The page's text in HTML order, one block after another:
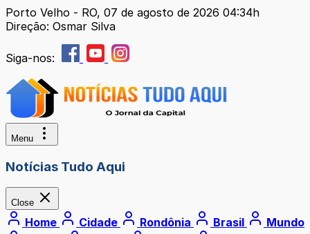
Porto Velho - RO, 07 de agosto de 2026 04:34h
Direção: Osmar Silva
Siga-nos:
Menu
Notícias Tudo Aqui
Close
Home Cidade Rondônia Brasil
Mundo